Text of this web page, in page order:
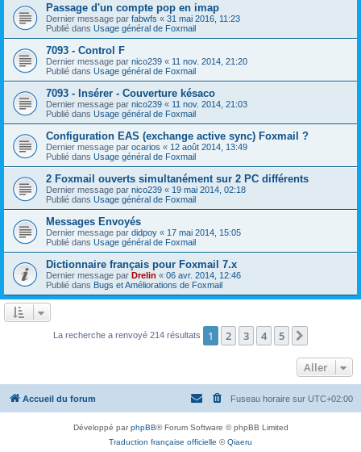
Passage d'un compte pop en imap
Dernier message par fabwfs « 31 mai 2016, 11:23
Publié dans Usage général de Foxmail
7093 - Control F
Dernier message par nico239 « 11 nov. 2014, 21:20
Publié dans Usage général de Foxmail
7093 - Insérer - Couverture késaco
Dernier message par nico239 « 11 nov. 2014, 21:03
Publié dans Usage général de Foxmail
Configuration EAS (exchange active sync) Foxmail ?
Dernier message par ocarios « 12 août 2014, 13:49
Publié dans Usage général de Foxmail
2 Foxmail ouverts simultanément sur 2 PC différents
Dernier message par nico239 « 19 mai 2014, 02:18
Publié dans Usage général de Foxmail
Messages Envoyés
Dernier message par didpoy « 17 mai 2014, 15:05
Publié dans Usage général de Foxmail
Dictionnaire français pour Foxmail 7.x
Dernier message par Drelin « 06 avr. 2014, 12:46
Publié dans Bugs et Améliorations de Foxmail
La recherche a renvoyé 214 résultats 1 2 3 4 5
Aller
Accueil du forum Fuseau horaire sur UTC+02:00
Développé parphpBB® Forum Software © phpBB Limited
Traduction française officielle ©Qiaeru